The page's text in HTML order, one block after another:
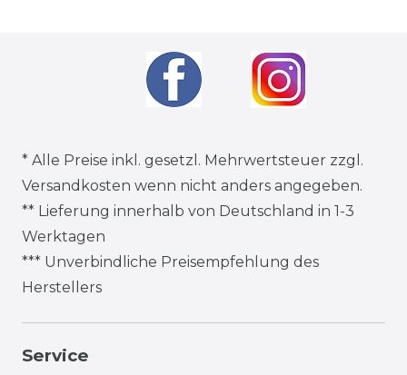
* Alle Preise inkl. gesetzl. Mehrwertsteuer zzgl.
Versandkosten wenn nicht anders angegeben.
** Lieferung innerhalb von Deutschland in 1-3
Werktagen
*** Unverbindliche Preisempfehlung des
Herstellers
Service